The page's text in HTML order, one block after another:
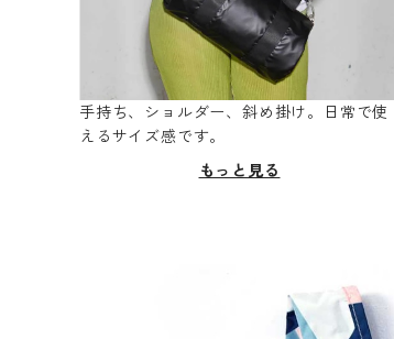
手持ち、ショルダー、斜め掛け。日常で使
えるサイズ感です。
もっと見る